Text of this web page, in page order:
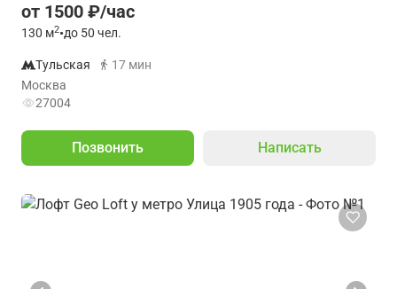
от 1500 ₽/час
130 м2•до 50 чел.
Тульская
17 мин
Москва
27004
Позвонить Написать